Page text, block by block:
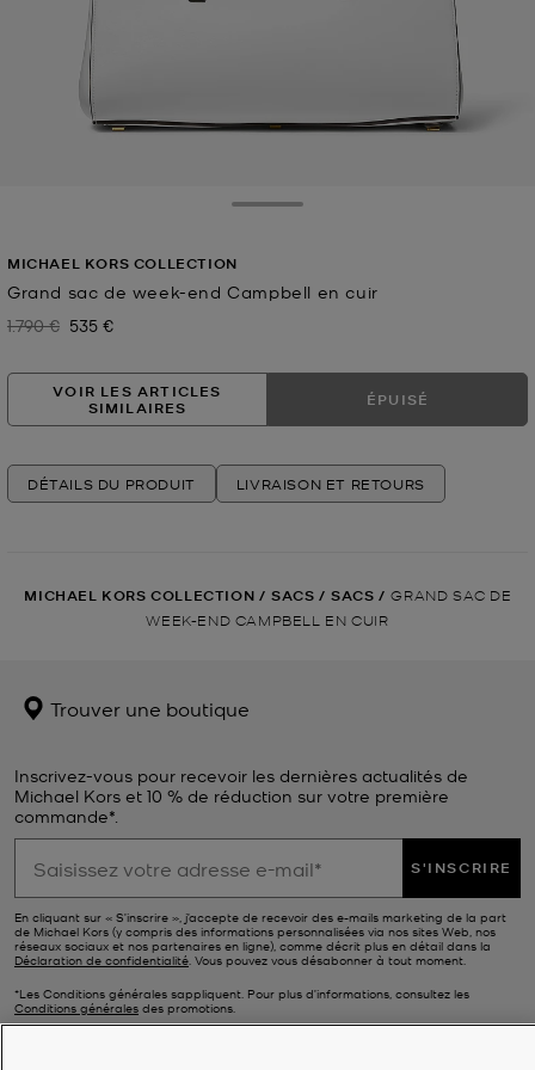
MICHAEL KORS COLLECTION
Grand sac de week-end Campbell en cuir
Prix initial
1.790 € Prix actuel
535 €
VOIR LES ARTICLES
SIMILAIRES
ÉPUISÉ
DÉTAILS DU PRODUIT LIVRAISON ET RETOURS
MICHAEL KORS COLLECTION / SACS / SACS / GRAND SAC DE
WEEK-END CAMPBELL EN CUIR
Trouver une boutique
Inscrivez-vous pour recevoir les dernières actualités de
Michael Kors et 10 % de réduction sur votre première
commande*.
S'INSCRIRE
En cliquant sur « S’inscrire », j’accepte de recevoir des e-mails marketing de la part
de Michael Kors (y compris des informations personnalisées via nos sites Web, nos
réseaux sociaux et nos partenaires en ligne), comme décrit plus en détail dans la
Déclaration de confidentialité. Vous pouvez vous désabonner à tout moment.
*Les Conditions générales sappliquent. Pour plus d’informations, consultez les
Conditions générales des promotions.